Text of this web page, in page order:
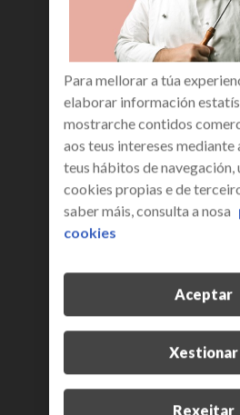
ao seguinte enderezo de
docu@R.es
3. UTILIZACIÓN DA
A propiedade intelectual da
datos, contidos, bases de
códigos fonte, estruturas de
demais servizos ou
integrados na Web
permite ter acceso, así como
eventualmente derivados e
utilización son propiedade
segundo proceda, polo que o
compromete a non infrinxir
derivado da propiedade
intelectual, quedando
a reprodución total ou
súa comunicación pública,
Para mellorar a túa
elaborar información
mostrarche contidos
aos teus intereses mediante
teus hábitos de navegación,
cookies propias e de
saber máis, consulta a nosa
cookies
Xestionar
Rexeitar
Aceptar